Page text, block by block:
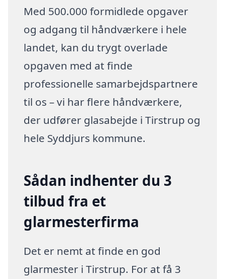
Med 500.000 formidlede opgaver
og adgang til håndværkere i hele
landet, kan du trygt overlade
opgaven med at finde
professionelle samarbejdspartnere
til os – vi har flere håndværkere,
der udfører glasabejde i Tirstrup og
hele Syddjurs kommune.
Sådan indhenter du 3
tilbud fra et
glarmesterfirma
Det er nemt at finde en god
glarmester i Tirstrup. For at få 3